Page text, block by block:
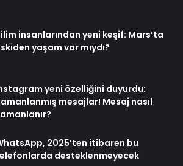
insanlarından yeni keşif: Mars’ta
yaşam var mıydı?
yeni özelliğini duyurdu:
mesajlar! Mesaj nasıl
2025’ten itibaren bu
desteklenmeyecek